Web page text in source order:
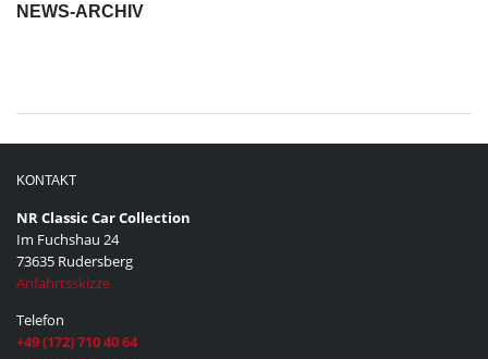
NEWS-ARCHIV
KONTAKT
NR Classic Car Collection
Im Fuchshau 24
73635 Rudersberg
Anfahrtsskizze
Telefon
+49 (172) 710 40 64